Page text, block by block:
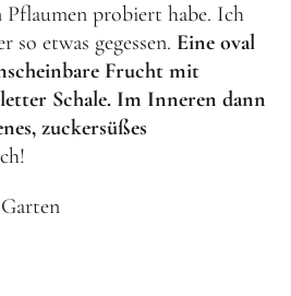
Pflaumen probiert habe. Ich
etwas gegessen. Eine oval
Frucht mit
Schale. Im Inneren dann
zuckersüßes